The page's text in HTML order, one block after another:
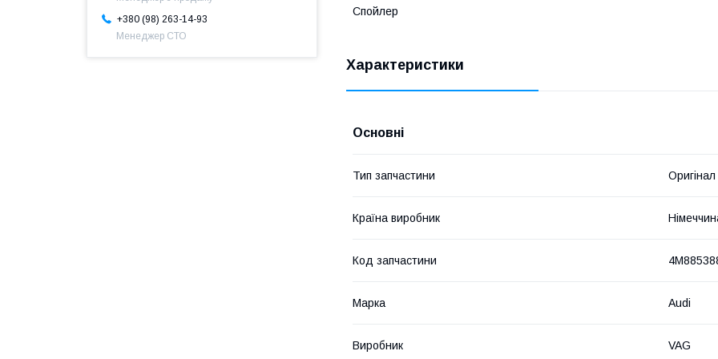
Спойлер
Характеристики
Основні
Тип запчастини Оригінал
Країна виробник
Код запчастини
Марка Audi
Виробник VAG
+380 (98) 263-14-93
Менеджер СТО